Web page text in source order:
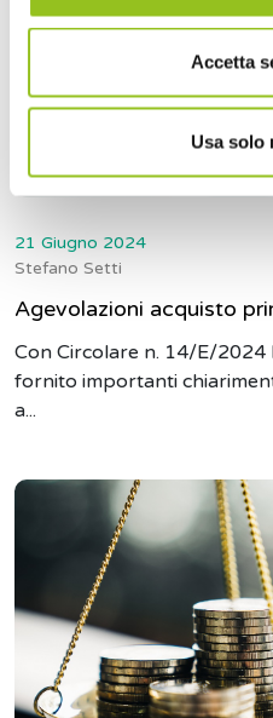
Accetta
Usa solo
21 Giugno 2024
Stefano Setti
Agevolazioni acquisto
Con Circolare n. 14/E/2024
fornito importanti
a...